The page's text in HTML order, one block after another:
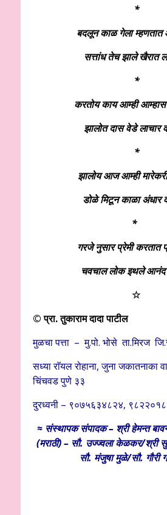
*
बदलून काळ गेला
सत्तांध तेच झाले खैरात
*
करतोय काय आम्ही
झालोत दास वेडे लाचार
*
झालोय आज आम्ही
डोळे मिटून काळा अंधार
*
गरजे नुसार प्रेमी करतात
चवचाल लोक इथले आनंद
☆
© प्रा. तुकाराम दादा पाटील
मुळचा पत्ता – मु.पो. भोसे ता.मिरज
सध्या राॅयल रोहाना, जुना जकातनाका
चिंचवड पुणे ३३
दुरध्वनी – ९०७५६३४८२४,
≈ संस्थापक संपादक – श्री हेमन्त
(मराठी) – सौ. उज्ज्वला केळकर/श्री
सौ. मंजुषा मुळे/सौ. गौरी